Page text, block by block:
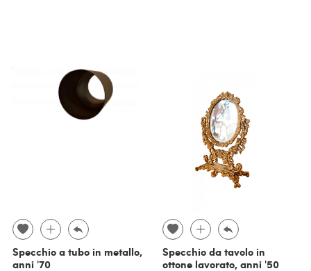
Specchio a tubo in metallo,
anni '70
Specchio da tavolo in
ottone lavorato, anni '50